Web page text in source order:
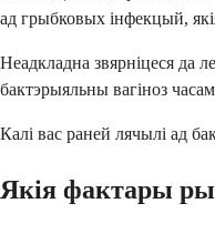
ад грыбковых інфекцый,
Неадкладна звярніцеся да
бактэрыяльны вагіноз
Калі вас раней лячылі ад
Якія фактары